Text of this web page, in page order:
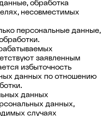
обработка
несовместимых
персональные данные,
заявленным
избыточность
данных по отношению
данных
данных,
случаях